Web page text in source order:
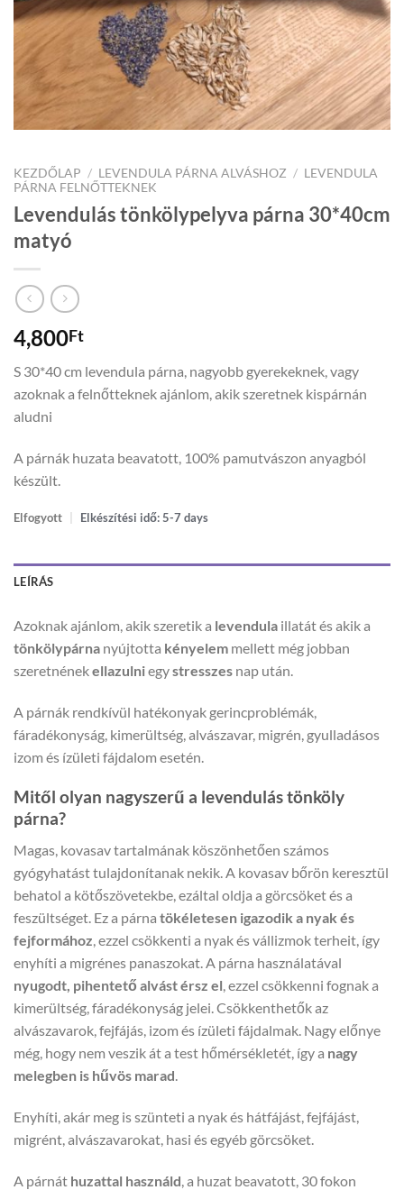
KEZDŐLAP / LEVENDULA PÁRNA ALVÁSHOZ / LEVENDULA
PÁRNA FELNŐTTEKNEK
Levendulás tönkölypelyva párna 30*40cm
matyó
4,800Ft
S 30*40 cm levendula párna, nagyobb gyerekeknek, vagy
azoknak a felnőtteknek ajánlom, akik szeretnek kispárnán
aludni
A párnák huzata beavatott, 100% pamutvászon anyagból
készült.
Elfogyott Elkészítési idő: 5-7 days
LEÍRÁS
Azoknak ajánlom, akik szeretik a levendula illatát és akik a
tönkölypárna nyújtotta kényelem mellett még jobban
szeretnénekellazulniegystresszes nap után.
A párnák rendkívül hatékonyak gerincproblémák,
fáradékonyság, kimerültség, alvászavar, migrén, gyulladásos
izom és ízületi fájdalom esetén.
Mitől olyan nagyszerű a levendulás tönköly
párna?
Magas, kovasav tartalmának köszönhetően számos
gyógyhatást tulajdonítanak nekik. A kovasav bőrön keresztül
behatol a kötőszövetekbe, ezáltal oldja a görcsöket és a
feszültséget. Ez a párna tökéletesen igazodik a nyak és
fejformához, ezzel csökkenti a nyak és vállizmok terheit, így
enyhíti a migrénes panaszokat. A párna használatával
nyugodt, pihentető alvást érsz el, ezzel csökkenni fognak a
kimerültség, fáradékonyság jelei. Csökkenthetők az
alvászavarok, fejfájás, izom és ízületi fájdalmak. Nagy előnye
még, hogy nem veszik át a test hőmérsékletét, így a nagy
melegben is hűvös marad.
Enyhíti, akár meg is szünteti a nyak és hátfájást, fejfájást,
migrént, alvászavarokat, hasi és egyéb görcsöket.
A párnát huzattal használd , a huzat beavatott, 30 fokon